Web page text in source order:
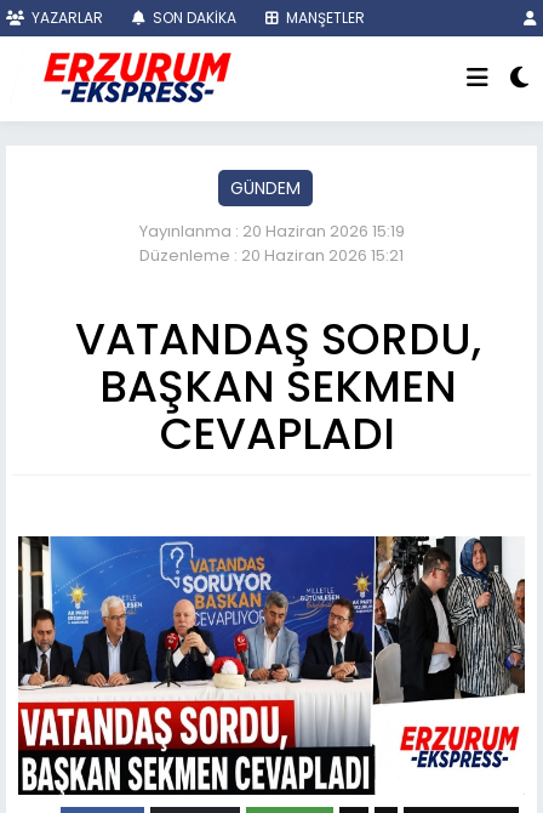
YAZARLAR SON DAKİKA MANŞETLER
GÜNDEM
Yayınlanma : 20 Haziran 2026 15:19
Düzenleme : 20 Haziran 2026 15:21
VATANDAŞ SORDU,
BAŞKAN SEKMEN
CEVAPLADI